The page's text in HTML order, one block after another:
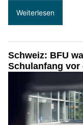
Weiterlesen
Schweiz: BFU
Schulanfang vor